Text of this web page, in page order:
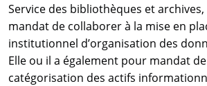
Service des bibliothèques et
mandat de collaborer à la mise en
institutionnel d’organisation des
Elle ou il a également pour mandat
catégorisation des actifs